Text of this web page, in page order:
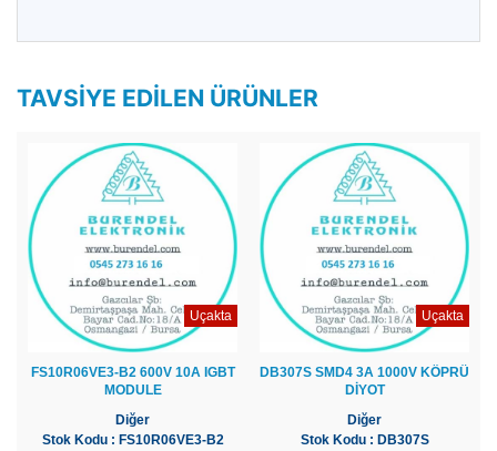
TAVSIYE EDILEN ÜRÜNLER
Uçakta
FS10R06VE3-B2 600V 10A IGBT
MODULE
Diğer
Stok Kodu : FS10R06VE3-B2
Uçakta
DB307S SMD4 3A 1000V KÖPRÜ
DİYOT
Diğer
Stok Kodu : DB307S